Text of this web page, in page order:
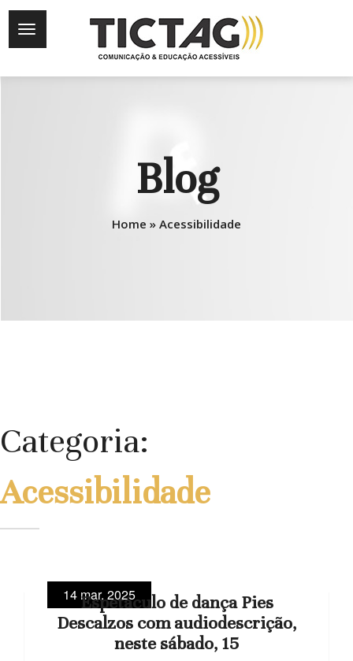
Blog
Home » Acessibilidade
Categoria:
Acessibilidade
14 mar, 2025
Espetáculo de dança Pies
Descalzos com audiodescrição,
neste sábado, 15